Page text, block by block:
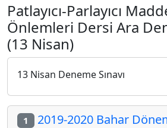
Patlayıcı-Parlayıcı
Önlemleri Dersi Ara
(13 Nisan)
13 Nisan Deneme Sınavı
1 2019-2020 Bahar